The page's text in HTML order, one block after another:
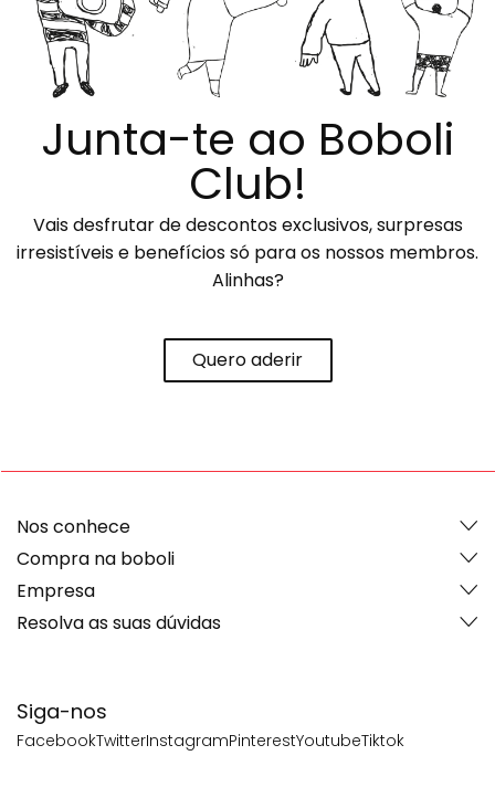
Junta-te ao Boboli
Club!
Vais desfrutar de descontos exclusivos, surpresas
irresistíveis e benefícios só para os nossos membros.
Alinhas?
Quero aderir
Siga-nos
FacebookTwitterInstagramPinterestYoutubeTiktok
Nos conhece
Compra na boboli
Empresa
Resolva as suas dúvidas